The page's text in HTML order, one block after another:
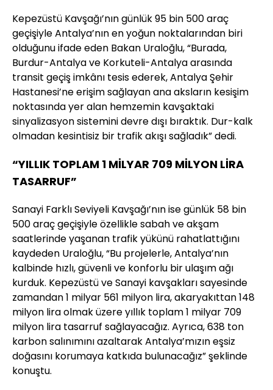
Kepezüstü Kavşağı’nın günlük 95 bin 500 araç
geçişiyle Antalya’nın en yoğun noktalarından biri
olduğunu ifade eden Bakan Uraloğlu, “Burada,
Burdur-Antalya ve Korkuteli-Antalya arasında
transit geçiş imkânı tesis ederek, Antalya Şehir
Hastanesi’ne erişim sağlayan ana aksların kesişim
noktasında yer alan hemzemin kavşaktaki
sinyalizasyon sistemini devre dışı bıraktık. Dur-kalk
olmadan kesintisiz bir trafik akışı sağladık” dedi.
“YILLIK TOPLAM 1 MİLYAR 709 MİLYON LİRA
TASARRUF”
Sanayi Farklı Seviyeli Kavşağı’nın ise günlük 58 bin
500 araç geçişiyle özellikle sabah ve akşam
saatlerinde yaşanan trafik yükünü rahatlattığını
kaydeden Uraloğlu, “Bu projelerle, Antalya’nın
kalbinde hızlı, güvenli ve konforlu bir ulaşım ağı
kurduk. Kepezüstü ve Sanayi kavşakları sayesinde
zamandan 1 milyar 561 milyon lira, akaryakıttan 148
milyon lira olmak üzere yıllık toplam 1 milyar 709
milyon lira tasarruf sağlayacağız. Ayrıca, 638 ton
karbon salınımını azaltarak Antalya’mızın eşsiz
doğasını korumaya katkıda bulunacağız” şeklinde
konuştu.